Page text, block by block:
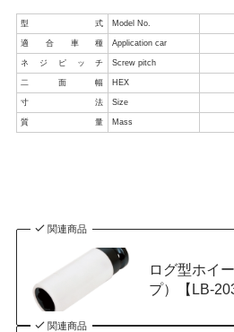
型式 Model No.
適合車種 Application car
ネジピッチ Screw pitch
二面幅 HEX
寸法 Size
質量 Mass
関連商品
ログ型ホイ
プ）【LB-
関連商品